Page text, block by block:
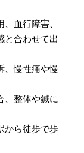
血行障害、
と合わせて出
、慢性痛や慢
、整体や鍼に
から徒歩で歩